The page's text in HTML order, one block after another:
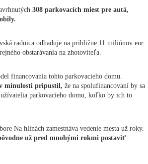
308 parkovacích miest pre autá,
radnica odhaduje na približne 11 miliónov eur.
obstarávania na zhotoviteľa.
financovania tohto parkovacieho domu.
minulosti pripustil, že na spolufinancovaní by sa
parkovacieho domu, koľko by ich to
Na hlinách zamestnáva vedenie mesta už roky.
už pred mnohými rokmi postaviť